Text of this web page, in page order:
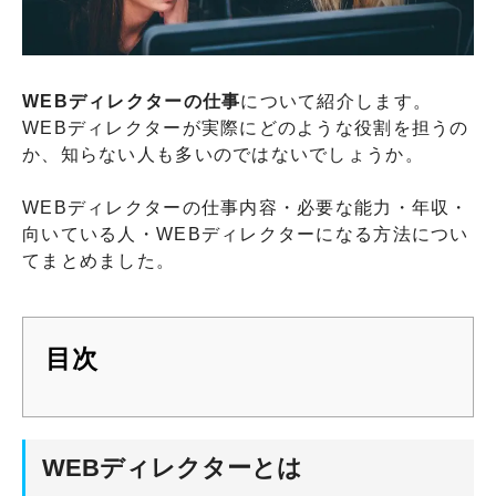
WEBディレクターの仕事について紹介します。
WEBディレクターが実際にどのような役割を担うの
か、知らない人も多いのではないでしょうか。
WEBディレクターの仕事内容・必要な能力・年収・
向いている人・WEBディレクターになる方法につい
てまとめました。
目次
WEBディレクターとは